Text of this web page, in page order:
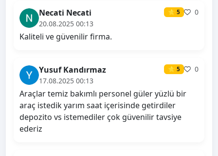
Necati Necati ⭐ 5
0
20.08.2025 00:13
Kaliteli ve güvenilir firma.
Yusuf Kandırmaz ⭐ 5
0
17.08.2025 00:13
Araçlar temiz bakımlı personel güler yüzlü bir
araç istedik yarım saat içerisinde getirdiler
depozito vs istemediler çok güvenilir tavsiye
ederiz